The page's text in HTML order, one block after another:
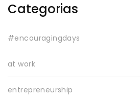
Categorias
#encouragingdays
at work
entrepreneurship